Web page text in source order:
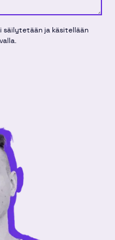
säilytetään ja käsitellään